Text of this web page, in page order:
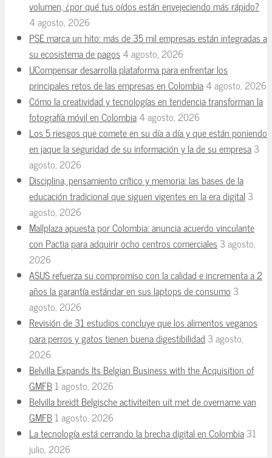
volumen, ¿por qué tus oídos están envejeciendo más rápido?
4 agosto, 2026
PSE marca un hito: más de 35 mil empresas están integradas a
su ecosistema de pagos4 agosto, 2026
UCompensar desarrolla plataforma para enfrentar los
principales retos de las empresas en Colombia4 agosto, 2026
Cómo la creatividad y tecnologías en tendencia transforman la
fotografía móvil en Colombia4 agosto, 2026
Los 5 riesgos que comete en su día a día y que están poniendo
en jaque la seguridad de su información y la de su empresa3
agosto, 2026
Disciplina, pensamiento crítico y memoria: las bases de la
educación tradicional que siguen vigentes en la era digital 3
agosto, 2026
Mallplaza apuesta por Colombia: anuncia acuerdo vinculante
con Pactia para adquirir ocho centros comerciales3 agosto,
2026
ASUS refuerza su compromiso con la calidad e incrementa a 2
años la garantía estándar en sus laptops de consumo 3
agosto, 2026
Revisión de 31 estudios concluye que los alimentos veganos
para perros y gatos tienen buena digestibilidad 3 agosto,
2026
Belvilla Expands Its Belgian Business with the Acquisition of
GMFB1 agosto, 2026
Belvilla breidt Belgische activiteiten uit met de overname van
GMFB1 agosto, 2026
La tecnología está cerrando la brecha digital en Colombia31
julio, 2026